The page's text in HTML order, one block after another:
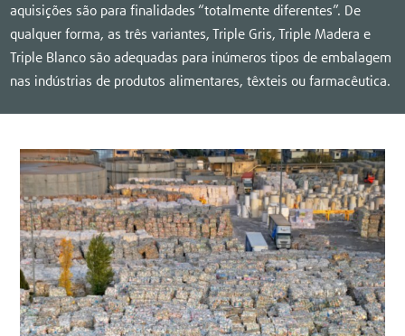
aquisições são para finalidades “totalmente diferentes”. De
qualquer forma, as três variantes, Triple Gris, Triple Madera e
Triple Blanco são adequadas para inúmeros tipos de embalagem
nas indústrias de produtos alimentares, têxteis ou farmacêutica.